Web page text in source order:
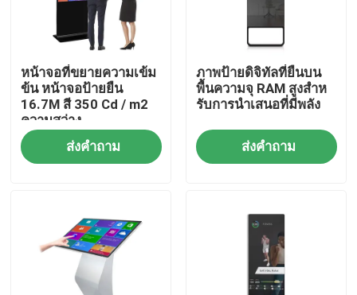
เกี่ยวกับเรา
ทัวร์โรงงาน
ควบคุมคุณภาพ
ข่าว
หน้าจอที่ขยายความเข้ม
ข้น หน้าจอป้ายยืน
16.7M สี 350 Cd / m2
ความสว่าง
ส่งคำถาม
ภาพป้ายดิจิทัลที่ยืนบน
พื้นความจุ RAM สูงสําห
รับการนําเสนอที่มีพลัง
ส่งคำถาม